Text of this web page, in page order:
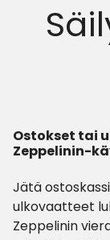
Ostokset tai
Zeppelinin-
Jätä
ulkovaatteet
Zeppelinin